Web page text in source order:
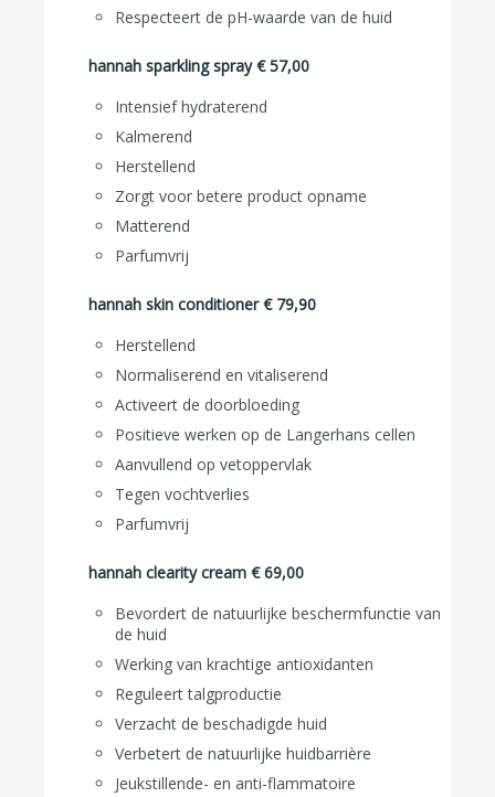
Respecteert de pH-waarde van de huid
hannah sparkling spray € 57,00
Intensief hydraterend
Kalmerend
Herstellend
Zorgt voor betere product opname
Matterend
Parfumvrij
hannah skin conditioner € 79,90
Herstellend
Normaliserend en vitaliserend
Activeert de doorbloeding
Positieve werken op de Langerhans cellen
Aanvullend op vetoppervlak
Tegen vochtverlies
Parfumvrij
hannah clearity cream € 69,00
Bevordert de natuurlijke beschermfunctie van
de huid
Werking van krachtige antioxidanten
Reguleert talgproductie
Verzacht de beschadigde huid
Verbetert de natuurlijke huidbarrière
Jeukstillende- en anti-flammatoire